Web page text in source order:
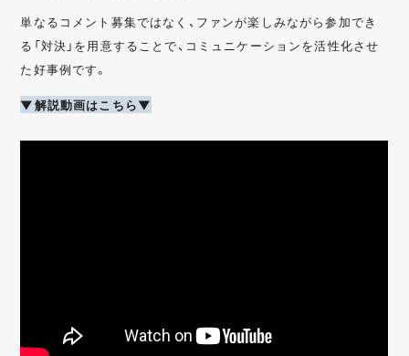
単なるコメント募集ではなく、ファンが楽しみながら参加でき
る「対決」を用意することで、コミュニケーションを活性化させ
た好事例です。
▼解説動画はこちら▼